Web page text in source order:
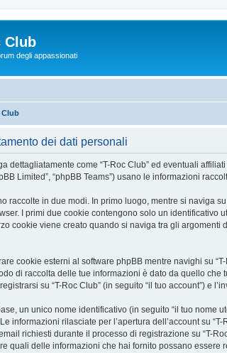
Club
degli appassionati
Club
dei dati personali
dettagliatamente come “T-Roc Club” ed eventuali affiliati
Limited”, “phpBB Teams”) usano le informazioni
raccolte in due modi. In primo luogo, mentre si naviga
I primi due cookie contengono solo un identificativo
cookie viene creato quando si naviga tra gli
cookie esterni al software phpBB mentre navighi su
di raccolta delle tue informazioni è dato da quello
su “T-Roc Club” (in seguito “il tuo account”) e
un unico nome identificativo (in seguito “il tuo nome
informazioni rilasciate per l’apertura dell’account su
richiesti durante il processo di registrazione su “T-
quali delle informazioni che hai fornito possano essere